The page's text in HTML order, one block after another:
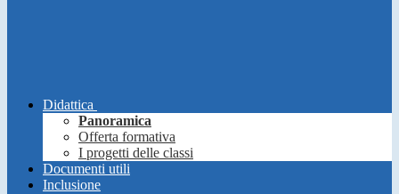
Didattica
Panoramica
Offerta formativa
I progetti delle classi
Documenti utili
Inclusione